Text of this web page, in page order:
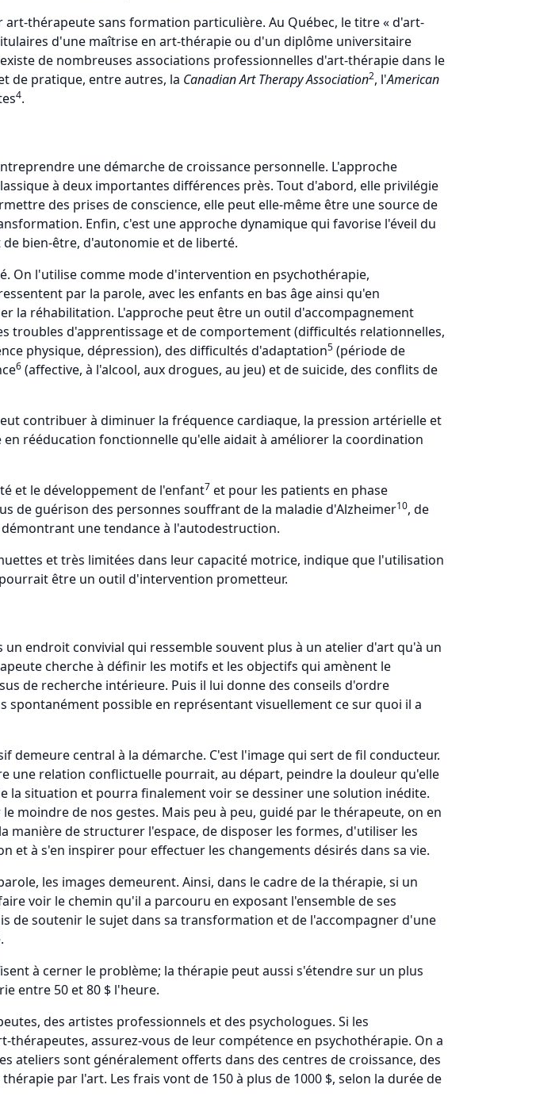
thérapeute sans formation particulière. Au Québec, le titre « d'art-
d'une maîtrise en art-thérapie ou d'un diplôme universitaire
de nombreuses associations professionnelles d'art-thérapie dans le
de pratique, entre autres, la Canadian Art Therapy Association2, l'American
4.
une démarche de croissance personnelle. L'approche
à deux importantes différences près. Tout d'abord, elle privilégie
des prises de conscience, elle peut elle-même être une source de
Enfin, c'est une approche dynamique qui favorise l'éveil du
bien-être, d'autonomie et de liberté.
On l'utilise comme mode d'intervention en psychothérapie,
par la parole, avec les enfants en bas âge ainsi qu'en
la réhabilitation. L'approche peut être un outil d'accompagnement
troubles d'apprentissage et de comportement (difficultés relationnelles,
physique, dépression), des difficultés d'adaptation5 (période de
6 (affective, à l'alcool, aux drogues, au jeu) et de suicide, des conflits de
contribuer à diminuer la fréquence cardiaque, la pression artérielle et
rééducation fonctionnelle qu'elle aidait à améliorer la coordination
et le développement de l'enfant7 et pour les patients en phase
de guérison des personnes souffrant de la maladie d'Alzheimer10, de
une tendance à l'autodestruction.
et très limitées dans leur capacité motrice, indique que l'utilisation
être un outil d'intervention prometteur.
endroit convivial qui ressemble souvent plus à un atelier d'art qu'à un
cherche à définir les motifs et les objectifs qui amènent le
de recherche intérieure. Puis il lui donne des conseils d'ordre
possible en représentant visuellement ce sur quoi il a
central à la démarche. C'est l'image qui sert de fil conducteur.
une relation conflictuelle pourrait, au départ, peindre la douleur qu'elle
la situation et pourra finalement voir se dessiner une solution inédite.
moindre de nos gestes. Mais peu à peu, guidé par le thérapeute, on en
manière de structurer l'espace, de disposer les formes, d'utiliser les
et à s'en inspirer pour effectuer les changements désirés dans sa vie.
les images demeurent. Ainsi, dans le cadre de la thérapie, si un
voir le chemin qu'il a parcouru en exposant l'ensemble de ses
de soutenir le sujet dans sa transformation et de l'accompagner d'une
à cerner le problème; la thérapie peut aussi s'étendre sur un plus
entre 50 et 80 $ l'heure.
des artistes professionnels et des psychologues. Si les
assurez-vous de leur compétence en psychothérapie. On a
ateliers sont généralement offerts dans des centres de croissance, des
par l'art. Les frais vont de 150 à plus de 1000 $, selon la durée de